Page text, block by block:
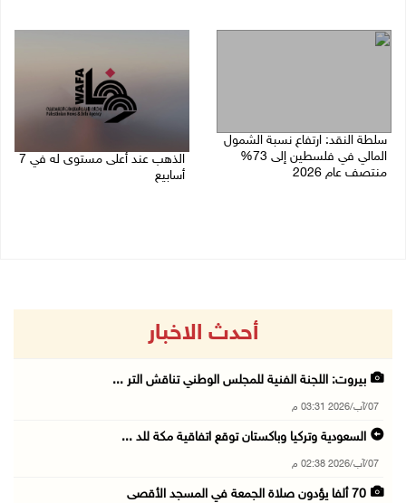
سلطة النقد: ارتفاع نسبة الشمول
المالي في فلسطين إلى 73%
منتصف عام 2026
الذهب عند أعلى مستوى له في 7
أسابيع
أحدث الاخبار
بيروت: اللجنة الفنية للمجلس الوطني تناقش التر ...
07/آب/2026 03:31 م
السعودية وتركيا وباكستان توقع اتفاقية مكة للد ...
07/آب/2026 02:38 م
70 ألفا يؤدون صلاة الجمعة في المسجد الأقصى